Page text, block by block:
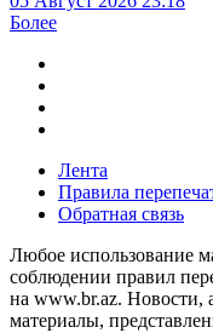
Более
Лента
Правила
Обратная связь
Любое использование
соблюдении правил
на www.br.az. Новости,
материалы,